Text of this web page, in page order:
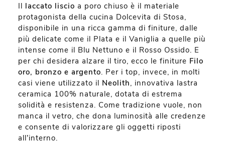
Il laccato liscio a poro chiuso è il materiale
protagonista della cucina Dolcevita di Stosa,
disponibile in una ricca gamma di finiture, dalle
più delicate come il Plata e il Vaniglia a quelle più
intense come il Blu Nettuno e il Rosso Ossido. E
per chi desidera alzare il tiro, ecco le finiture Filo
oro, bronzo e argento. Per i top, invece, in molti
casi viene utilizzato il Neolith, innovativa lastra
ceramica 100% naturale, dotata di estrema
solidità e resistenza. Come tradizione vuole, non
manca il vetro, che dona luminosità alle credenze
e consente di valorizzare gli oggetti riposti
all’interno.